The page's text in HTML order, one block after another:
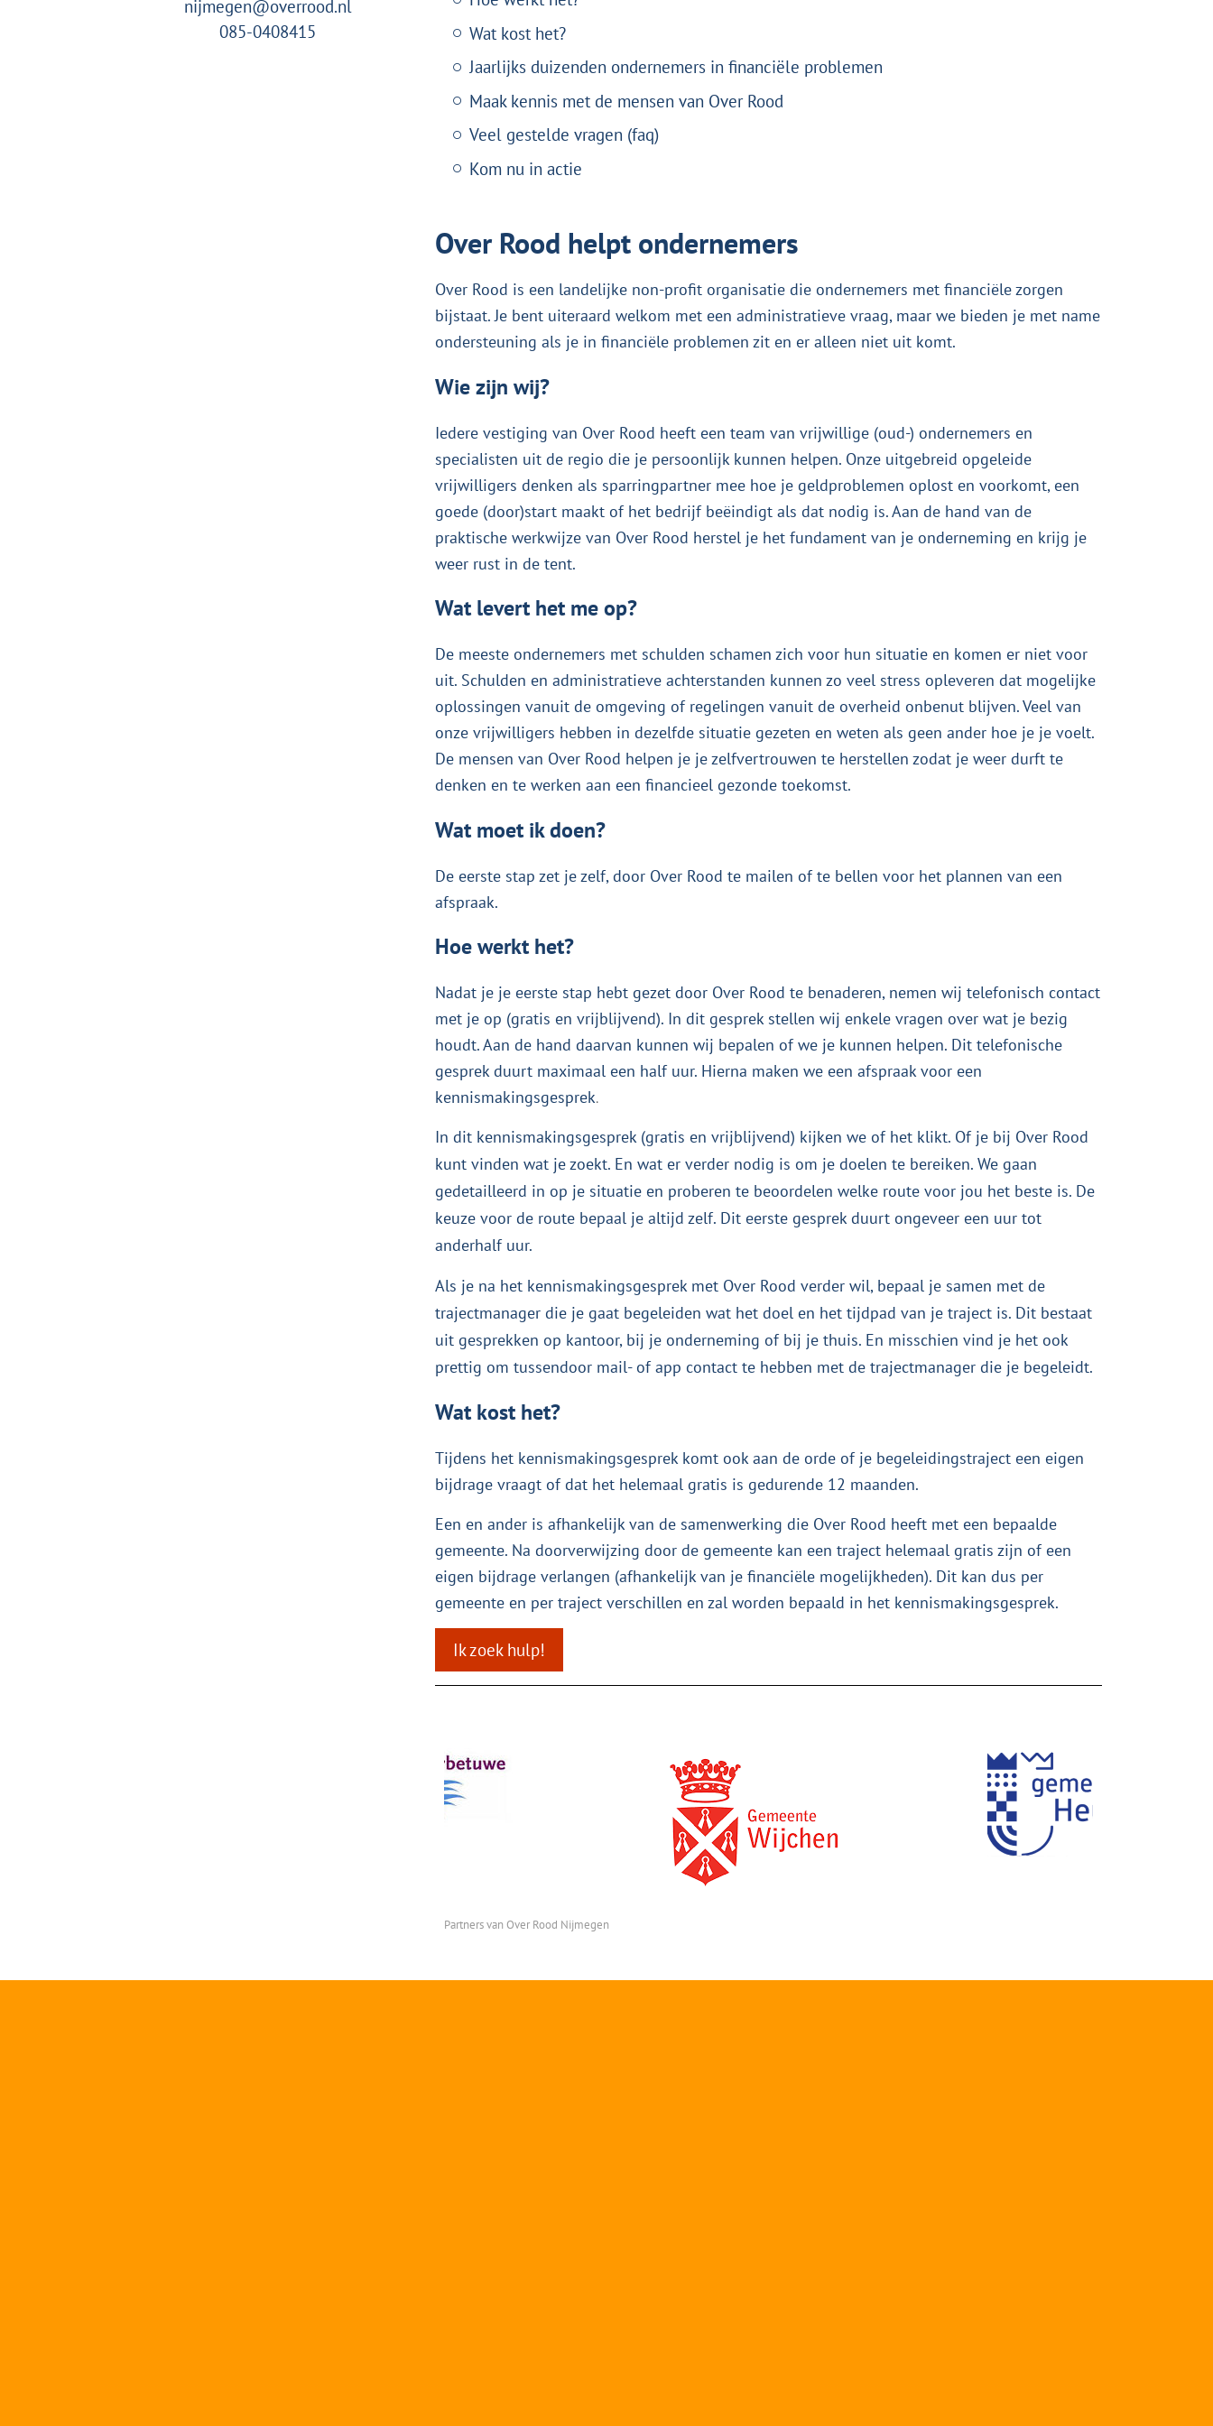
nijmegen@overrood.nl
085-0408415
Wat kost het?
Jaarlijks duizenden ondernemers in financiële problemen
Maak kennis met de mensen van Over Rood
Veel gestelde vragen (faq)
Kom nu in actie
Over Rood helpt ondernemers
Over Rood is een landelijke non-profit organisatie die ondernemers met financiële zorgen
bijstaat. Je bent uiteraard welkom met een administratieve vraag, maar we bieden je met name
ondersteuning als je in financiële problemen zit en er alleen niet uit komt.
Wie zijn wij?
Iedere vestiging van Over Rood heeft een team van vrijwillige (oud-) ondernemers en
specialisten uit de regio die je persoonlijk kunnen helpen. Onze uitgebreid opgeleide
vrijwilligers denken als sparringpartner mee hoe je geldproblemen oplost en voorkomt, een
goede (door)start maakt of het bedrijf beëindigt als dat nodig is. Aan de hand van de
praktische werkwijze van Over Rood herstel je het fundament van je onderneming en krijg je
weer rust in de tent.
Wat levert het me op?
De meeste ondernemers met schulden schamen zich voor hun situatie en komen er niet voor
uit. Schulden en administratieve achterstanden kunnen zo veel stress opleveren dat mogelijke
oplossingen vanuit de omgeving of regelingen vanuit de overheid onbenut blijven. Veel van
onze vrijwilligers hebben in dezelfde situatie gezeten en weten als geen ander hoe je je voelt.
De mensen van Over Rood helpen je je zelfvertrouwen te herstellen zodat je weer durft te
denken en te werken aan een financieel gezonde toekomst.
Wat moet ik doen?
De eerste stap zet je zelf, door Over Rood te mailen of te bellen voor het plannen van een
afspraak.
Hoe werkt het?
Nadat je je eerste stap hebt gezet door Over Rood te benaderen, nemen wij telefonisch contact
met je op (gratis en vrijblijvend). In dit gesprek stellen wij enkele vragen over wat je bezig
houdt. Aan de hand daarvan kunnen wij bepalen of we je kunnen helpen. Dit telefonische
gesprek duurt maximaal een half uur. Hierna maken we een afspraak voor een
kennismakingsgesprek.
In dit kennismakingsgesprek (gratis en vrijblijvend) kijken we of het klikt. Of je bij Over Rood
kunt vinden wat je zoekt. En wat er verder nodig is om je doelen te bereiken. We gaan
gedetailleerd in op je situatie en proberen te beoordelen welke route voor jou het beste is. De
keuze voor de route bepaal je altijd zelf. Dit eerste gesprek duurt ongeveer een uur tot
anderhalf uur.
Als je na het kennismakingsgesprek met Over Rood verder wil, bepaal je samen met de
trajectmanager die je gaat begeleiden wat het doel en het tijdpad van je traject is. Dit bestaat
uit gesprekken op kantoor, bij je onderneming of bij je thuis. En misschien vind je het ook
prettig om tussendoor mail- of app contact te hebben met de trajectmanager die je begeleidt.
Wat kost het?
Tijdens het kennismakingsgesprek komt ook aan de orde of je begeleidingstraject een eigen
bijdrage vraagt of dat het helemaal gratis is gedurende 12 maanden.
Een en ander is afhankelijk van de samenwerking die Over Rood heeft met een bepaalde
gemeente. Na doorverwijzing door de gemeente kan een traject helemaal gratis zijn of een
eigen bijdrage verlangen (afhankelijk van je financiële mogelijkheden). Dit kan dus per
gemeente en per traject verschillen en zal worden bepaald in het kennismakingsgesprek.
Ik zoek hulp!
Partners van Over Rood Nijmegen